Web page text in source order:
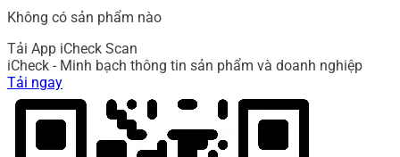
Không có sản phẩm nào
Tải App iCheck Scan
iCheck - Minh bạch thông tin sản phẩm và doanh nghiệp
Tải ngay